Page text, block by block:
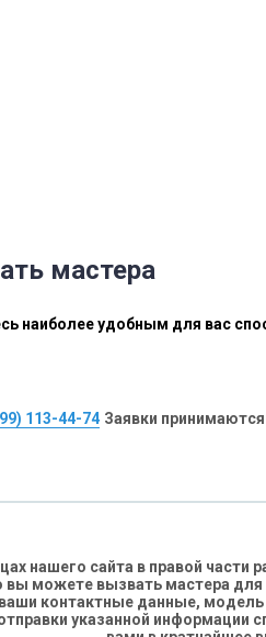
мастера
наиболее удобным для вас
113-44-74 Заявки
нашего сайта в правой части
вы можете вызвать мастера
контактные данные, модель
указанной информации